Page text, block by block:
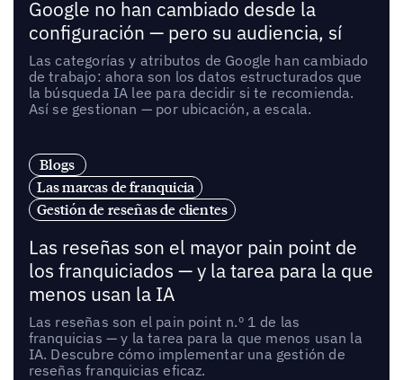
Google no han cambiado desde la
configuración — pero su audiencia, sí
Las categorías y atributos de Google han cambiado
de trabajo: ahora son los datos estructurados que
la búsqueda IA lee para decidir si te recomienda.
Así se gestionan — por ubicación, a escala.
Blogs
Las marcas de franquicia
Gestión de reseñas de clientes
Las reseñas son el mayor pain point de
los franquiciados — y la tarea para la que
menos usan la IA
Las reseñas son el pain point n.º 1 de las
franquicias — y la tarea para la que menos usan la
IA. Descubre cómo implementar una gestión de
reseñas franquicias eficaz.